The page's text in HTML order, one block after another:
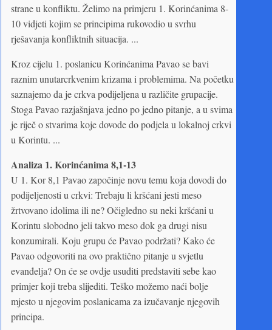
strane u konfliktu. Želimo na primjeru 1. Korinćanima 8-
10 vidjeti kojim se principima rukovodio u svrhu
rješavanja konfliktnih situacija. ...
Kroz cijelu 1. poslanicu Korinćanima Pavao se bavi
raznim unutarcrkvenim krizama i problemima. Na početku
saznajemo da je crkva podijeljena u različite grupacije.
Stoga Pavao razjašnjava jedno po jedno pitanje, a u svima
je riječ o stvarima koje dovode do podjela u lokalnoj crkvi
u Korintu. ...
Analiza 1. Korinćanima 8,1-13
U 1. Kor 8,1 Pavao započinje novu temu koja dovodi do
podijeljenosti u crkvi: Trebaju li kršćani jesti meso
žrtvovano idolima ili ne? Očigledno su neki kršćani u
Korintu slobodno jeli takvo meso dok ga drugi nisu
konzumirali. Koju grupu će Pavao podržati? Kako će
Pavao odgovoriti na ovo praktično pitanje u svjetlu
evanđelja? On će se ovdje usuditi predstaviti sebe kao
primjer koji treba slijediti. Teško možemo naći bolje
mjesto u njegovim poslanicama za izučavanje njegovih
principa.